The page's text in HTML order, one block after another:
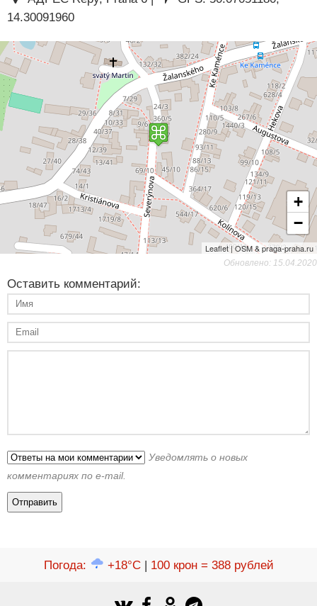
14.30091960
+
−
Leaflet | OSM & praga-praha.ru
Обновлено: 15.04.2020
Оставить комментарий:
Уведомлять о новых
комментариях по e-mail.
Погода: +18°C| 100 крон = 388 рублей